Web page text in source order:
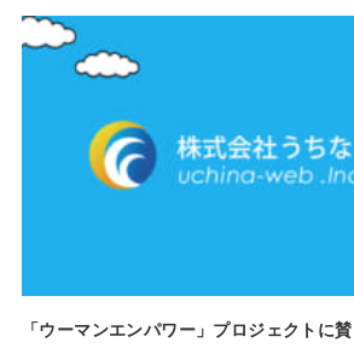
「ウーマンエンパワー」プロジェクトに